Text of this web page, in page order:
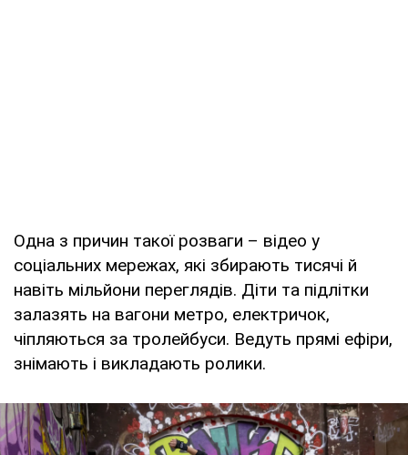
Одна з причин такої розваги – відео у
соціальних мережах, які збирають тисячі й
навіть мільйони переглядів. Діти та підлітки
залазять на вагони метро, електричок,
чіпляються за тролейбуси. Ведуть прямі ефіри,
знімають і викладають ролики.